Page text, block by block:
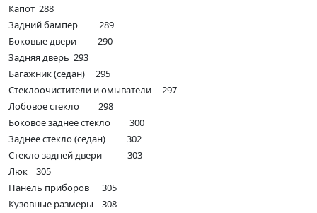
Капот 288
Задний бампер 289
Боковые двери 290
Задняя дверь 293
Багажник (седан) 295
Стеклоочистители и омыватели 297
Лобовое стекло 298
Боковое заднее стекло 300
Заднее стекло (седан) 302
Стекло задней двери 303
Люк 305
Панель приборов 305
Кузовные размеры 308